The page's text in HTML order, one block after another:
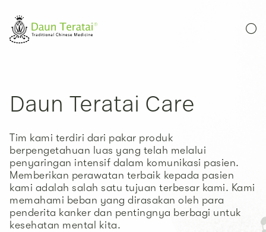
Daun Teratai Care
Tim kami terdiri dari pakar produk
berpengetahuan luas yang telah melalui
penyaringan intensif dalam komunikasi pasien.
Memberikan perawatan terbaik kepada pasien
kami adalah salah satu tujuan terbesar kami. Kami
memahami beban yang dirasakan oleh para
penderita kanker dan pentingnya berbagi untuk
kesehatan mental kita.